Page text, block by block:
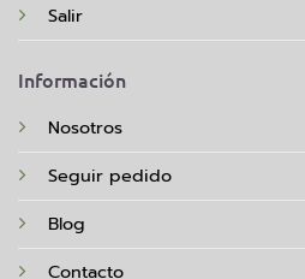
Salir
Información
Nosotros
Seguir pedido
Blog
Contacto